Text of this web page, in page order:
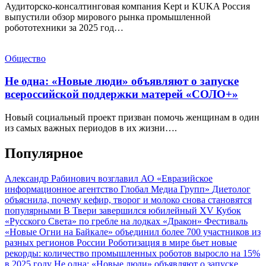
Аудиторско-консалтинговая компания Kept и KUKA Россия
выпустили обзор мирового рынка промышленной
робототехники за 2025 год…
Общество
Не одна: «Новые люди» объявляют о запуске
всероссийской поддержки матерей «СОЛО+»
Новый социальный проект призван помочь женщинам в один
из самых важных периодов в их жизни….
Популярное
Александр Рабинович возглавил АО «Евразийское
информационное агентство Глобал Медиа Групп» Диетолог
объяснила, почему кефир, творог и молоко снова становятся
популярными В Твери завершился юбилейный XV Кубок
«Русского Света» по гребле на лодках «Дракон» Фестиваль
«Новые Огни на Байкале» объединил более 700 участников из
разных регионов России Роботизация в мире бьет новые
рекорды: количество промышленных роботов выросло на 15%
в 2025 году Не одна: «Новые люди» объявляют о запуске